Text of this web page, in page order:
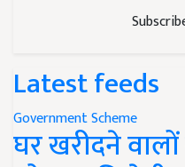
Latest feeds
Government Scheme
घर खरीदने